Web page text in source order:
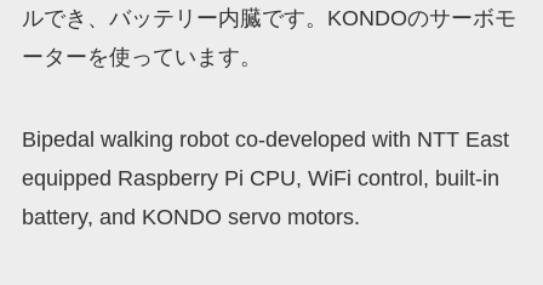
ルでき、バッテリー内臓です。KONDOのサーボモ
ーターを使っています。
Bipedal walking robot co-developed with NTT East
equipped Raspberry Pi CPU, WiFi control, built-in
battery, and KONDO servo motors.